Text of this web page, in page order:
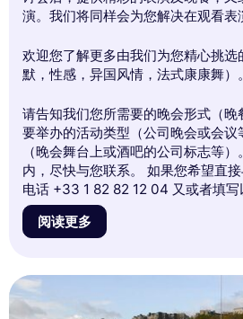
演。我们将同样会为您解决在观看表
欢迎您了解更多由我们为您精心挑选
默，性感，异国风情，法式康康舞）。
请告知我们您所需要的晚会形式（
要举办的活动类型（公司晚会或会
（晚会舞台上或酒吧的公司标志等
内，尽快与您联系。 如果您希望直
电话 +33 1 82 82 12 04 又或者填写
阅读更多